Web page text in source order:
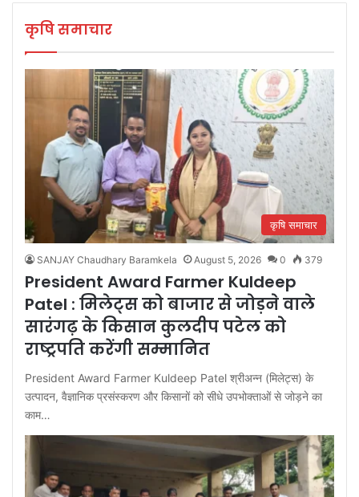
कृषि समाचार
कृषि समाचार
SANJAY Chaudhary Baramkela August 5, 2026 0 379
President Award Farmer Kuldeep
Patel : मिलेट्स को बाजार से जोड़ने वाले
सारंगढ़ के किसान कुलदीप पटेल को
राष्ट्रपति करेंगी सम्मानित
President Award Farmer Kuldeep Patel श्रीअन्न (मिलेट्स) के
उत्पादन, वैज्ञानिक प्रसंस्करण और किसानों को सीधे उपभोक्ताओं से जोड़ने का
काम…